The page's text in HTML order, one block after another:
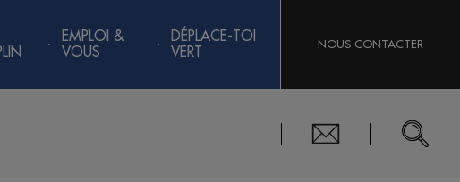
EMPLOI &
VOUS
DÉPLACE-TOI
VERT
NOUS CONTACTER